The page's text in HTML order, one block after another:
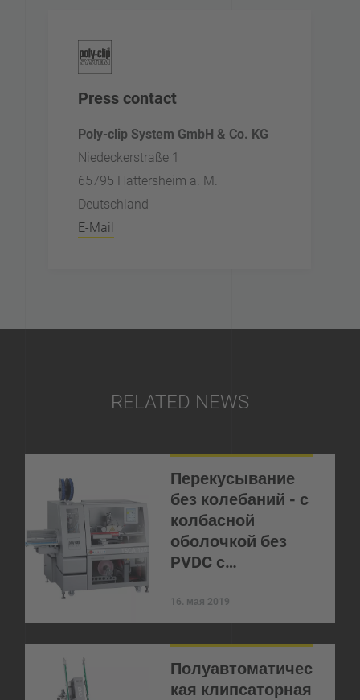
Press contact
Poly-clip System GmbH & Co. KG
Niedeckerstraße 1
65795 Hattersheim a. M.
Deutschland
E-Mail
RELATED NEWS
Перекусывание
без колебаний - с
колбасной
оболочкой без
PVDC с…
16. мая 2019
Полуавтоматичес
кая клипсаторная